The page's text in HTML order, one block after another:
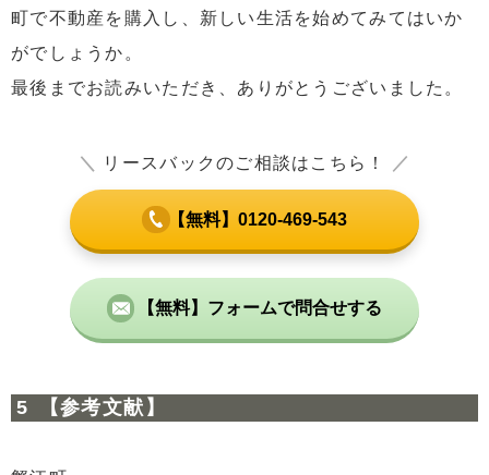
町で不動産を購入し、新しい生活を始めてみてはいか
がでしょうか。
最後までお読みいただき、ありがとうございました。
＼ リースバックのご相談はこちら！ ／
【無料】0120-469-543
【無料】フォームで問合せする
【参考文献】